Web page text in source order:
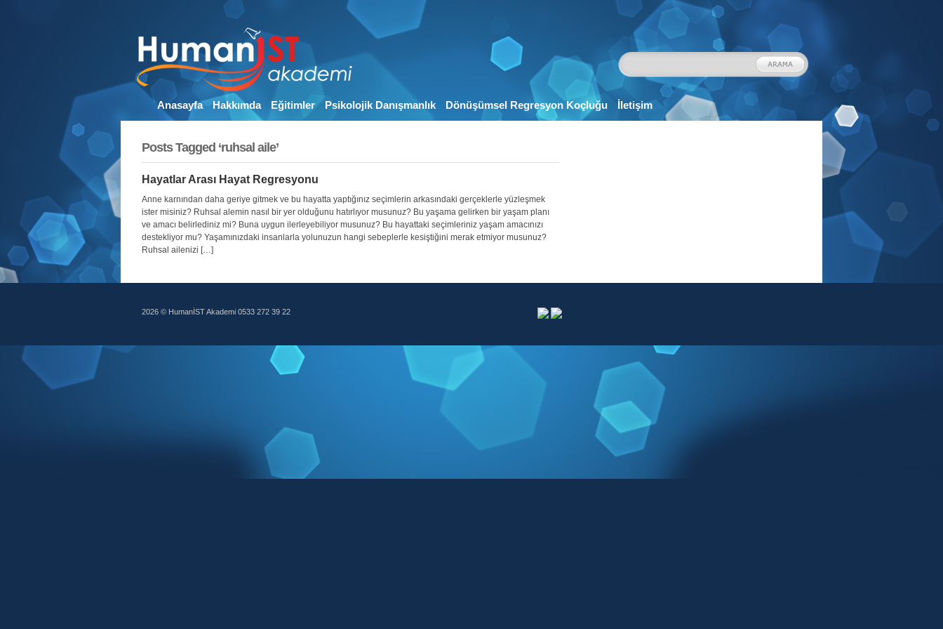
Anasayfa Hakkımda Eğitimler Psikolojik Danışmanlık Dönüşümsel Regresyon Koçluğu İletişim
Posts Tagged ‘ruhsal aile’
Hayatlar Arası Hayat Regresyonu
Anne karnından daha geriye gitmek ve bu hayatta yaptığınız seçimlerin arkasındaki gerçeklerle yüzleşmek
ister misiniz? Ruhsal alemin nasıl bir yer olduğunu hatırlıyor musunuz? Bu yaşama gelirken bir yaşam planı
ve amacı belirlediniz mi? Buna uygun ilerleyebiliyor musunuz? Bu hayattaki seçimleriniz yaşam amacınızı
destekliyor mu? Yaşamınızdaki insanlarla yolunuzun hangi sebeplerle kesiştiğini merak etmiyor musunuz?
Ruhsal ailenizi […]
2026 © HumanİST Akademi 0533 272 39 22